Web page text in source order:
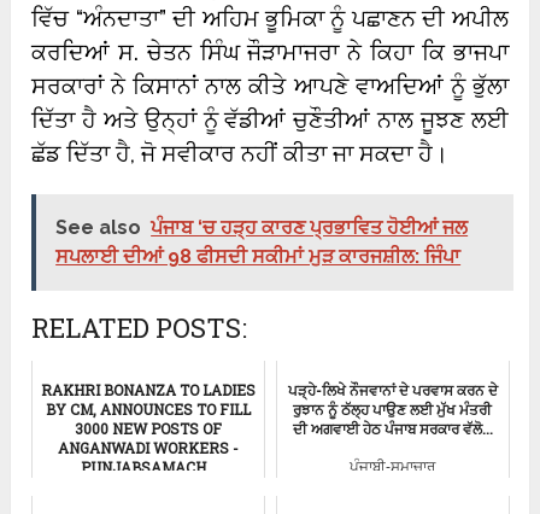
ਵਿੱਚ “ਅੰਨਦਾਤਾ” ਦੀ ਅਹਿਮ ਭੂਮਿਕਾ ਨੂੰ ਪਛਾਣਨ ਦੀ ਅਪੀਲ
ਕਰਦਿਆਂ ਸ. ਚੇਤਨ ਸਿੰਘ ਜੌੜਾਮਾਜਰਾ ਨੇ ਕਿਹਾ ਕਿ ਭਾਜਪਾ
ਸਰਕਾਰਾਂ ਨੇ ਕਿਸਾਨਾਂ ਨਾਲ ਕੀਤੇ ਆਪਣੇ ਵਾਅਦਿਆਂ ਨੂੰ ਭੁੱਲਾ
ਦਿੱਤਾ ਹੈ ਅਤੇ ਉਨ੍ਹਾਂ ਨੂੰ ਵੱਡੀਆਂ ਚੁਣੌਤੀਆਂ ਨਾਲ ਜੂਝਣ ਲਈ
ਛੱਡ ਦਿੱਤਾ ਹੈ, ਜੋ ਸਵੀਕਾਰ ਨਹੀਂ ਕੀਤਾ ਜਾ ਸਕਦਾ ਹੈ।
See also ਪੰਜਾਬ ‘ਚ ਹੜ੍ਹ ਕਾਰਣ ਪ੍ਰਭਾਵਿਤ ਹੋਈਆਂ ਜਲ
ਸਪਲਾਈ ਦੀਆਂ 98 ਫੀਸਦੀ ਸਕੀਮਾਂ ਮੁੜ ਕਾਰਜਸ਼ੀਲ: ਜਿੰਪਾ
RELATED POSTS:
RAKHRI BONANZA TO LADIES
BY CM, ANNOUNCES TO FILL
3000 NEW POSTS OF
ANGANWADI WORKERS -
PUNJABSAMACH...
ਪੜ੍ਹੇ-ਲਿਖੇ ਨੌਜਵਾਨਾਂ ਦੇ ਪਰਵਾਸ ਕਰਨ ਦੇ
ਰੁਝਾਨ ਨੂੰ ਠੱਲ੍ਹ ਪਾਉਣ ਲਈ ਮੁੱਖ ਮੰਤਰੀ
ਦੀ ਅਗਵਾਈ ਹੇਠ ਪੰਜਾਬ ਸਰਕਾਰ ਵੱਲੋ...
ਪੰਜਾਬੀ-ਸਮਾਚਾਰ